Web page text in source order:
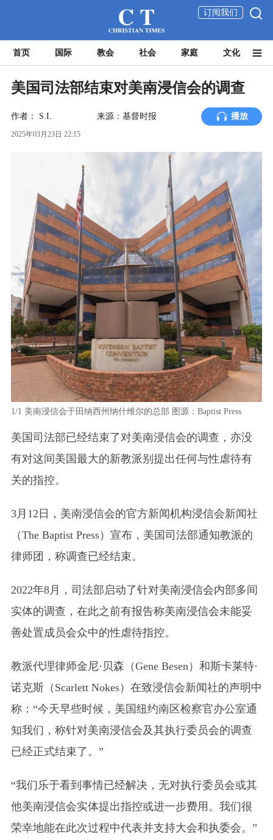
订阅我们
首页 国际 教会 社会 家庭 文化
美国司法部结束对美南浸信会的调查
作者： S.I. 来源：基督时报 播放
2025年03月23日 22:15
1/1 美南浸信会于田纳西州纳什维尔的总部 图源：Baptist Press
美国司法部已经结束了对美南浸信会的调查，亦没
有对这间美国最大的新教派别提出任何与性虐待有
关的指控。
3月12日，美南浸信会的官方新闻机构浸信会新闻社
（The Baptist Press） 宣布，美国司法部通知教派的
律师团，称调查已经结束。
2022年8月，司法部启动了针对美南浸信会内部多间
实体的调查，在此之前有报告称美南浸信会未能妥
善处置成员会众中的性虐待指控。
教派代理律师金尼·贝森 （Gene Besen） 和斯卡莱特·
诺克斯（Scarlett Nokes） 在致浸信会新闻社的声明中
称：“今天早些时候，美国纽约南区检察官办公室通
知我们，称针对美南浸信会及其执行委员会的调查
已经正式结束了。”
“我们乐于看到事情已经解决，无对执行委员会或其
他美南浸信会实体提出指控或进一步费用。我们很
荣幸地能在此次过程中代表并支持大会和执委会。”